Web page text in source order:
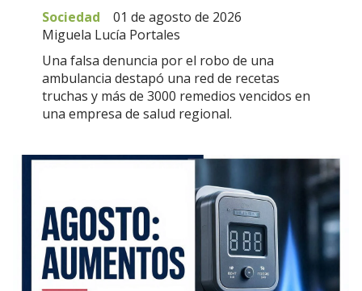
Miguela Lucía Portales
Sociedad 01 de agosto de 2026
Una falsa denuncia por el robo de una
ambulancia destapó una red de recetas
truchas y más de 3000 remedios vencidos en
una empresa de salud regional.